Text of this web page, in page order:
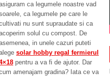
ca legumele noastre vad
ca legumele pe care le
nu sunt supraudate si ca
solul cu compost. De
in unele cazuri puteti
solar hobby regal fermierul
pentru a va fi de ajutor. Dar
amenajam gradina? Iata ce va